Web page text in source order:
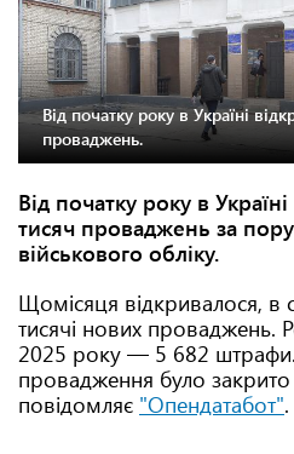
Від початку року в Україні
проваджень.
Від початку року в
тисяч проваджень за
військового обліку.
Щомісяця відкривалося, в
тисячі нових проваджень.
2025 року — 5 682
провадження було
повідомляє "Опендатабот".